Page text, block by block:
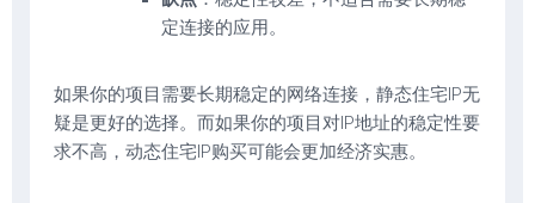
定连接的应用。
如果你的项目需要长期稳定的网络连接，静态住宅IP无
疑是更好的选择。而如果你的项目对IP地址的稳定性要
求不高，动态住宅IP购买可能会更加经济实惠。